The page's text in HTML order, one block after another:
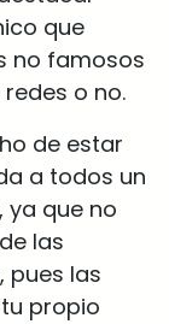
que
no famosos
o no.
de estar
a todos un
que no
las
pues las
propio